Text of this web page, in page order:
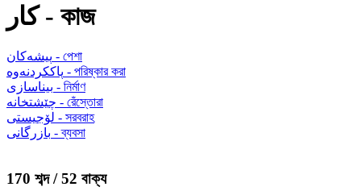
کار - কাজ
پیشەکان - পেশা
پاککردنەوە - পরিষ্কার করা
بیناسازی - নির্মাণ
چێشتخانە - রেঁস্তোরা
لۆجیستی - সরবরাহ
بازرگانی - ব্যবসা
170 শব্দ / 52 বাক্য